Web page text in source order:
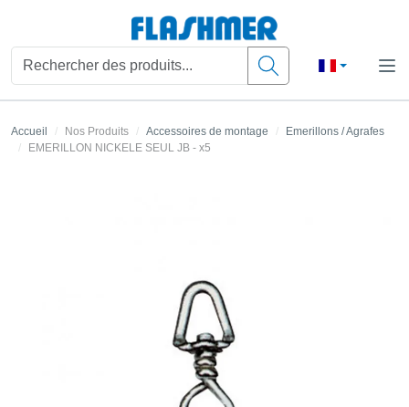
Accueil Nos Produits Accessoires de montage
Emerillons / Agrafes
EMERILLON NICKELE SEUL JB - x5